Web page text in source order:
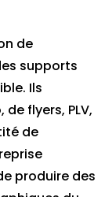
de
supports
Ils
flyers, PLV,
de
produire des